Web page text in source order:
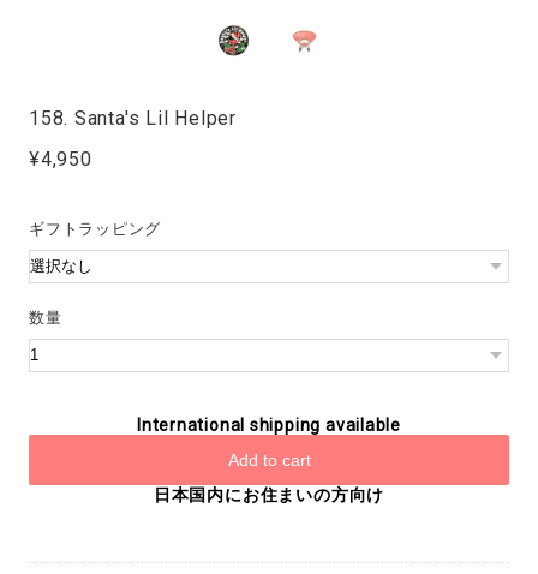
158. Santa's Lil Helper
¥4,950
ギフトラッピング
数量
International shipping available
Add to cart
日本国内にお住まいの方向け